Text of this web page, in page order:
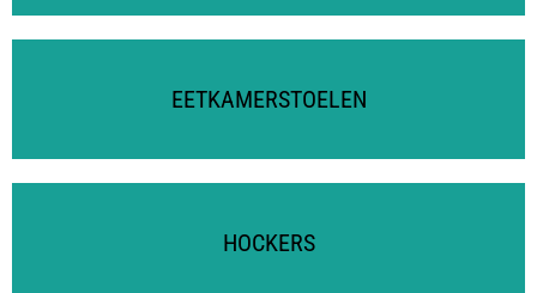
EETKAMERSTOELEN
HOCKERS